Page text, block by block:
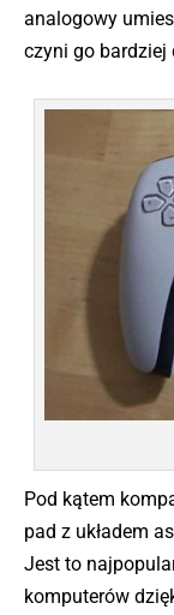
analogowy
czyni go bardziej
Pod kątem
pad z układem
Jest to
komputerów